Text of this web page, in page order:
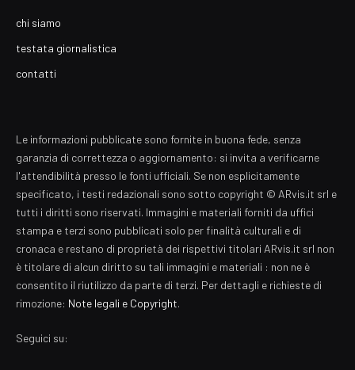
chi siamo
testata giornalistica
contatti
Le informazioni pubblicate sono fornite in buona fede, senza
garanzia di correttezza o aggiornamento: si invita a verificarne
l'attendibilità presso le fonti ufficiali. Se non esplicitamente
specificato, i testi redazionali sono sotto copyright © ARvis.it srl e
tutti i diritti sono riservati. Immagini e materiali forniti da uffici
stampa e terzi sono pubblicati solo per finalità culturali e di
cronaca e restano di proprietà dei rispettivi titolari ARvis.it srl non
è titolare di alcun diritto su tali immagini e materiali : non ne è
consentito il riutilizzo da parte di terzi. Per dettagli e richieste di
rimozione: Note legali e Copyright.
Seguici su: